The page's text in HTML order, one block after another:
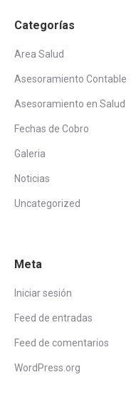
Categorías
Area Salud
Asesoramiento Contable
Asesoramiento en Salud
Fechas de Cobro
Galeria
Noticias
Uncategorized
Meta
Iniciar sesión
Feed de entradas
Feed de comentarios
WordPress.org